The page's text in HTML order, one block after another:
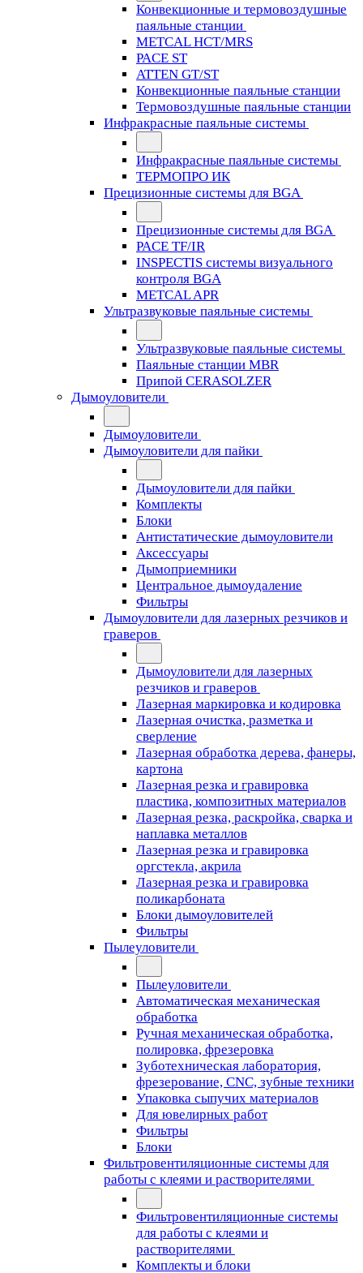
Конвекционные и термовоздушные
паяльные станции
METCAL HCT/MRS
PACE ST
ATTEN GT/ST
Конвекционные паяльные станции
Термовоздушные паяльные станции
Инфракрасные паяльные системы
Инфракрасные паяльные системы
ТЕРМОПРО ИК
Прецизионные системы для BGA
Прецизионные системы для BGA
PACE TF/IR
INSPECTIS системы визуального
контроля BGA
METCAL APR
Ультразвуковые паяльные системы
Ультразвуковые паяльные системы
Паяльные станции MBR
Припой CERASOLZER
Дымоуловители
Дымоуловители
Дымоуловители для пайки
Дымоуловители для пайки
Комплекты
Блоки
Антистатические дымоуловители
Аксессуары
Дымоприемники
Центральное дымоудаление
Фильтры
Дымоуловители для лазерных резчиков и
граверов
Дымоуловители для лазерных
резчиков и граверов
Лазерная маркировка и кодировка
Лазерная очистка, разметка и
сверление
Лазерная обработка дерева, фанеры,
картона
Лазерная резка и гравировка
пластика, композитных материалов
Лазерная резка, раскройка, сварка и
наплавка металлов
Лазерная резка и гравировка
оргстекла, акрила
Лазерная резка и гравировка
поликарбоната
Блоки дымоуловителей
Фильтры
Пылеуловители
Пылеуловители
Автоматическая механическая
обработка
Ручная механическая обработка,
полировка, фрезеровка
Зуботехническая лаборатория,
фрезерование, CNC, зубные техники
Упаковка сыпучих материалов
Для ювелирных работ
Фильтры
Блоки
Фильтровентиляционные системы для
работы с клеями и растворителями
Фильтровентиляционные системы
для работы с клеями и
растворителями
Комплекты и блоки